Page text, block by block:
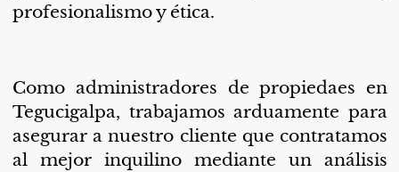
profesionalismo y ética.
Como administradores depropiedaes en
Tegucigalpa, trabajamos arduamente para
asegurar a nuestro cliente que contratamos
al mejor inquilino mediante un análisis